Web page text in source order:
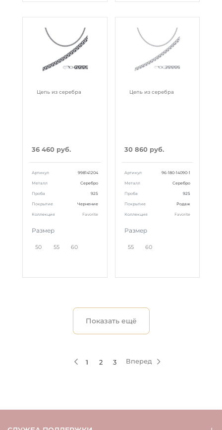
Цепь из серебра
36 460 руб.
Артикул 998141204
Металл Серебро
Проба 925
Покрытие Чернение
Коллекция Favorite
Размер
50 55 60
Цепь из серебра
30 860 руб.
Артикул 96-180-14090-1
Металл Серебро
Проба 925
Покрытие Родаж
Коллекция Favorite
Размер
55 60
Показать ещё
1 2 3 Вперед